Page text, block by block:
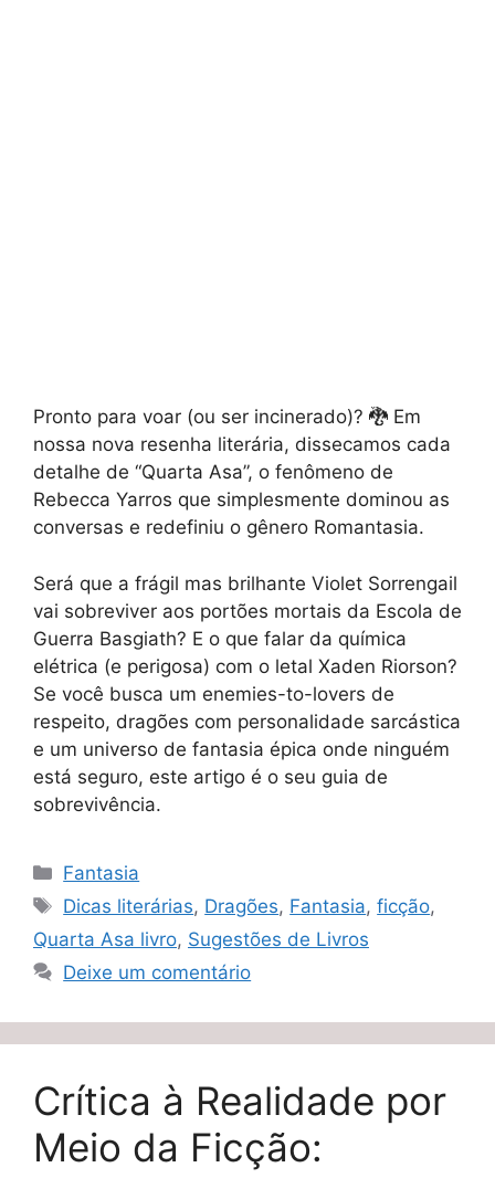
Pronto para voar (ou ser incinerado)? 🐉 Em
nossa nova resenha literária, dissecamos cada
detalhe de “Quarta Asa”, o fenômeno de
Rebecca Yarros que simplesmente dominou as
conversas e redefiniu o gênero Romantasia.
Será que a frágil mas brilhante Violet Sorrengail
vai sobreviver aos portões mortais da Escola de
Guerra Basgiath? E o que falar da química
elétrica (e perigosa) com o letal Xaden Riorson?
Se você busca um enemies-to-lovers de
respeito, dragões com personalidade sarcástica
e um universo de fantasia épica onde ninguém
está seguro, este artigo é o seu guia de
sobrevivência.
Categorias
Fantasia
Tags
Dicas literárias, Dragões, Fantasia,ficção,
Quarta Asa livro, Sugestões de Livros
Deixe um comentário
Crítica à Realidade por
Meio da Ficção: